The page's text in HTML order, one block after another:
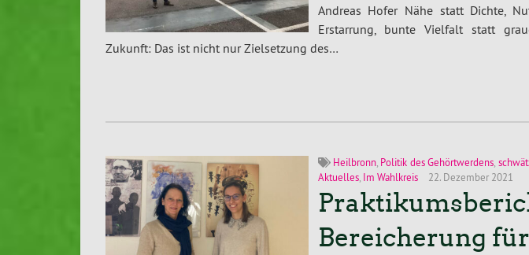
Andreas Hofer Nähe statt Dichte,
Erstarrung, bunte Vielfalt statt
Zukunft: Das ist nicht nur Zielsetzung des…
Heilbronn Politik des Gehörtwerdens
Aktuelles, Im Wahlkreis 22. Dezember 2021
Bereicherung